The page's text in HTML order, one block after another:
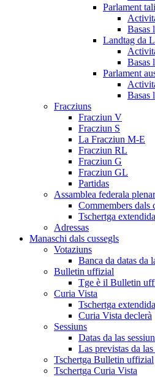
Parlament
Basas
Landtag da
Basas
Parlament
Basas
Fracziuns
Fracziun V
Fracziun S
La Fracziun M-E
Fracziun RL
Fracziun G
Fracziun GL
Partidas
Assamblea federala
Commembers dals
Tschertga extendida
Adressas
Manaschi dals cussegls
Votaziuns
Banca da datas da
Bulletin uffizial
Tge è il Bulletin
Curia Vista
Tschertga extendida
Curia Vista declerà
Sessiuns
Datas da las
Las previstas da las
Tschertga Bulletin uffizial
Tschertga Curia Vista